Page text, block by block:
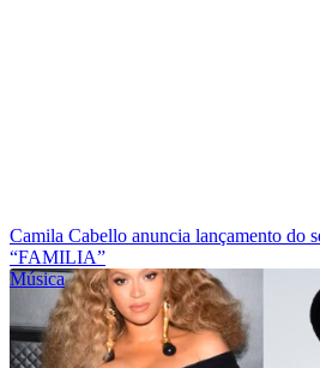
Camila Cabello anuncia lançamento do
“FAMILIA”
Música